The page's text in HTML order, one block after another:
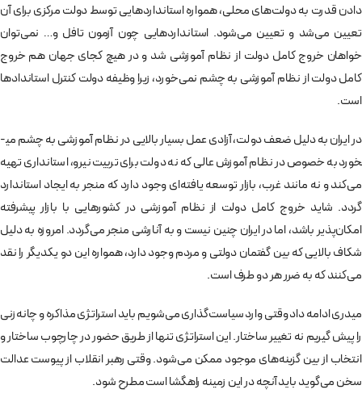
دادن قدرت به دولت­‌های محلی، همواره استانداردهایی توسط دولت مرکزی برای آن
تعیین می‌شد و تعیین می­‌شود. استانداردهایی چون آزمون تافل و… نمی‌توان
خواهان خروج کامل دولت از نظام آموزشی شد و در هیچ کجای جهان هم خروج
کامل دولت از نظام آموزشی به چشم نمی­‌خورد، زیرا وظیفه دولت کنترل استانداد­ها
است.
در ایران به دلیل ضعف دولت، آزادی عمل بسیار بالایی در نظام آموزشی به چشم می­
خورد به خصوص در نظام آموزش عالی که نه دولت برای تربیت نیرو، استانداری تهیه
می­‌کند و نه مانند غرب، بازار توسعه یافته‌­ای وجود دارد که منجر به ایجاد استاندارد
گردد. شاید خروج کامل دولت از نظام آموزشی در کشورهایی با بازار پیشرفته
امکان‌پذیر باشد، اما در ایران چنین نیست و به آنارشی منجر می­‌گردد. امروزه به دلیل
شکاف بالایی که بین گفتمان دولتی و مردم وجود دارد، همواره این دو یکدیگر را نقد
می‌کنند که به ضرر هر دو طرف است.
میدری ادامه داد وقتی وارد سیاست‌گذاری می‌­شویم باید استراتژی مذاکره و چانه‌­زنی
را پیش گیریم نه تغییر ساختار. این استراتژی تنها از طریق حضور در چارچوب ساختار و
انتخاب از بین گزینه­‌های موجود ممکن می‌­شود. وقتی رهبر انقلاب از پیوست عدالت
سخن می­‌گوید باید آنچه در این زمینه راهگشا است مطرح شود.